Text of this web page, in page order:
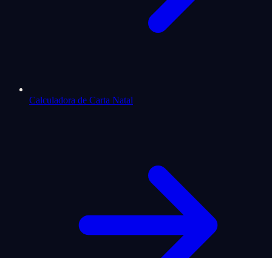
Calculadora de Carta Natal